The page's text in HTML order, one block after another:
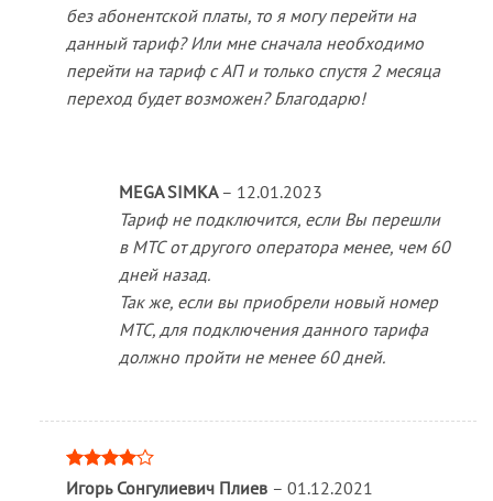
без абонентской платы, то я могу перейти на
данный тариф? Или мне сначала необходимо
перейти на тариф с АП и только спустя 2 месяца
переход будет возможен? Благодарю!
MEGA SIMKA – 12.01.2023
Тариф не подключится, если Вы перешли
в МТС от другого оператора менее, чем 60
дней назад.
Так же, если вы приобрели новый номер
МТС, для подключения данного тарифа
должно пройти не менее 60 дней.
Оценка
Игорь Сонгулиевич Плиев – 01.12.2021